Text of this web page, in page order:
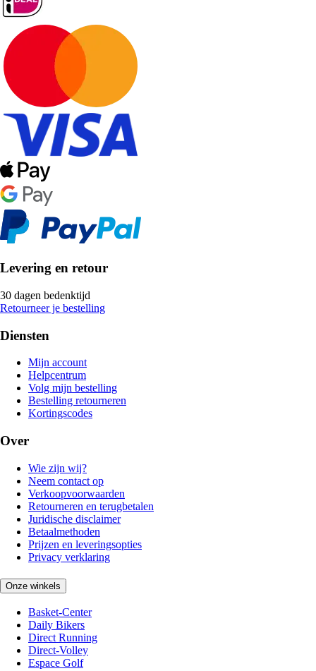
Levering en retour
30 dagen bedenktijd
Retourneer je bestelling
Diensten
Mijn account
Helpcentrum
Volg mijn bestelling
Bestelling retourneren
Kortingscodes
Over
Wie zijn wij?
Neem contact op
Verkoopvoorwaarden
Retourneren en terugbetalen
Juridische disclaimer
Betaalmethoden
Prijzen en leveringsopties
Privacy verklaring
Onze winkels
Basket-Center
Daily Bikers
Direct Running
Direct-Volley
Espace Golf